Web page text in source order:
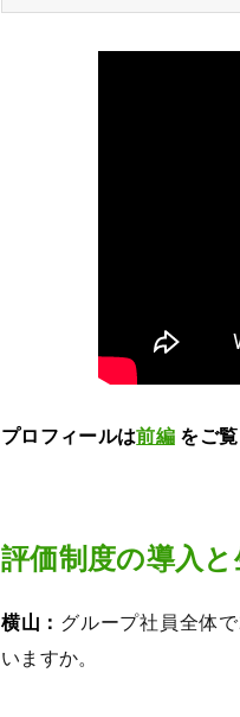
プロフィールは前編をご覧
評価制度の導入
横山： グループ社員全体
いますか。